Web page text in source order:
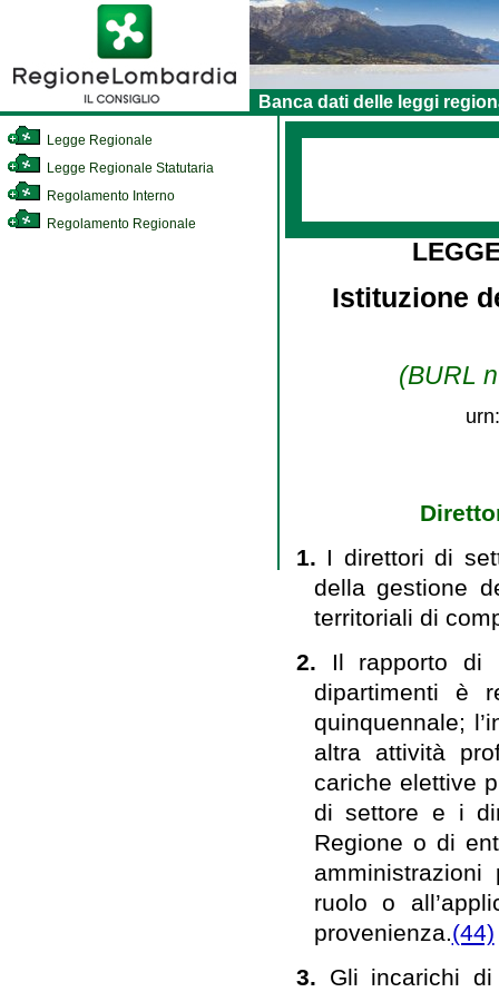
Banca dati delle leggi
Legge Regionale
Legge Regionale Statutaria
Regolamento Interno
Regolamento Regionale
Istituzione
(BURL
1. I direttori di
della gestione
territoriali di
2. Il rapporto di
dipartimenti è
quinquennale;
altra attività
cariche elettive
di settore e i
Regione o di
ruolo o
provenienza.(44)
3. Gli incarichi